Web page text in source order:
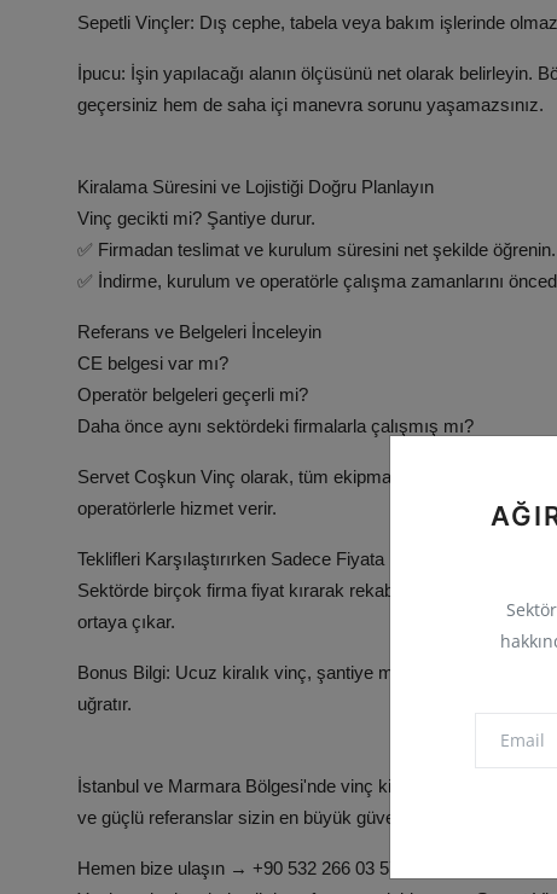
Sepetli Vinçler: Dış cephe, tabela veya bakım işlerinde
İpucu: İşin yapılacağı alanın ölçüsünü net olarak belirleyin.
geçersiniz hem de saha içi manevra sorunu yaşamazsınız.
Kiralama Süresini ve Lojistiği Doğru Planlayın
Vinç gecikti mi? Şantiye durur.
✅ Firmadan teslimat ve kurulum süresini net şekilde öğrenin.
✅ İndirme, kurulum ve operatörle çalışma zamanlarını
Referans ve Belgeleri İnceleyin
CE belgesi var mı?
Operatör belgeleri geçerli mi?
Daha önce aynı sektördeki firmalarla çalışmış mı?
Servet Coşkun Vinç olarak, tüm ekipmanlarımız periyodik
operatörlerle hizmet verir.
Teklifleri Karşılaştırırken Sadece Fiyata Bakmayın
Sektörde birçok firma fiyat kırarak rekabet eder. Ama asıl
ortaya çıkar.
Bonus Bilgi: Ucuz kiralık vinç, şantiye maliyetini katlayabilir.
uğratır.
İstanbul ve Marmara Bölgesi'nde vinç kiralamayı
ve güçlü referanslar sizin en büyük güvencenizdir.
Hemen bize ulaşın → +90 532 266 03 57